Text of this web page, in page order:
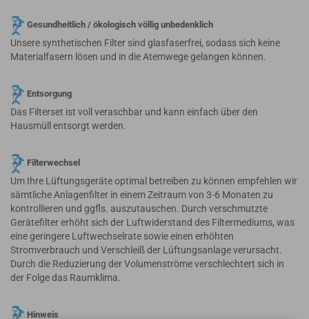
Gesundheitlich / ökologisch völlig unbedenklich
Unsere synthetischen Filter sind glasfaserfrei, sodass sich keine
Materialfasern lösen und in die Atemwege gelangen können.
Entsorgung
Das Filterset ist voll veraschbar und kann einfach über den
Hausmüll entsorgt werden.
Filterwechsel
Um Ihre Lüftungsgeräte optimal betreiben zu können empfehlen wir
sämtliche Anlagenfilter in einem Zeitraum von 3-6 Monaten zu
kontrollieren und ggfls. auszutauschen. Durch verschmutzte
Gerätefilter erhöht sich der Luftwiderstand des Filtermediums, was
eine geringere Luftwechselrate sowie einen erhöhten
Stromverbrauch und Verschleiß der Lüftungsanlage verursacht.
Durch die Reduzierung der Volumenströme verschlechtert sich in
der Folge das Raumklima.
Hinweis